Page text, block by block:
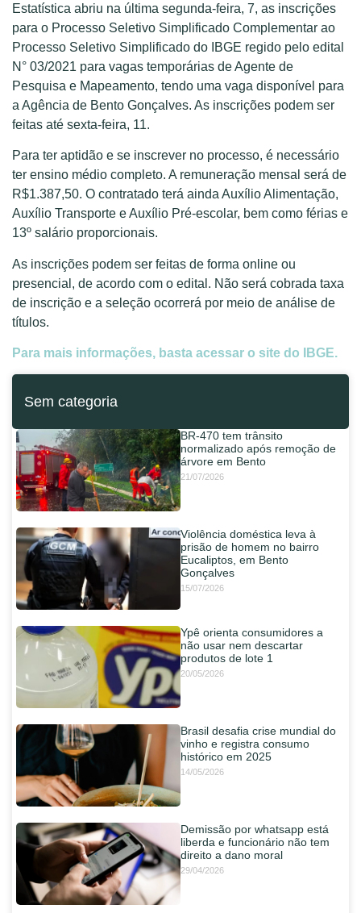
Estatística abriu na última segunda-feira, 7, as inscrições
para o Processo Seletivo Simplificado Complementar ao
Processo Seletivo Simplificado do IBGE regido pelo edital
N° 03/2021 para vagas temporárias de Agente de
Pesquisa e Mapeamento, tendo uma vaga disponível para
a Agência de Bento Gonçalves. As inscrições podem ser
feitas até sexta-feira, 11.
Para ter aptidão e se inscrever no processo, é necessário
ter ensino médio completo. A remuneração mensal será de
R$1.387,50. O contratado terá ainda Auxílio Alimentação,
Auxílio Transporte e Auxílio Pré-escolar, bem como férias e
13º salário proporcionais.
As inscrições podem ser feitas de forma online ou
presencial, de acordo com o edital. Não será cobrada taxa
de inscrição e a seleção ocorrerá por meio de análise de
títulos.
Para mais informações, basta acessar o site do IBGE.
Sem categoria
BR-470 tem trânsito
normalizado após remoção de
árvore em Bento
21/07/2026
Violência doméstica leva à
prisão de homem no bairro
Eucaliptos, em Bento
Gonçalves
15/07/2026
Ypê orienta consumidores a
não usar nem descartar
produtos de lote 1
20/05/2026
Brasil desafia crise mundial do
vinho e registra consumo
histórico em 2025
14/05/2026
Demissão por whatsapp está
liberda e funcionário não tem
direito a dano moral
29/04/2026